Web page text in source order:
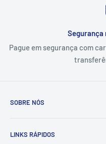
Segurança
Pague em segurança com
SOBRE NÓS
fornece e executa soluções
LINKS RÁPIDOS